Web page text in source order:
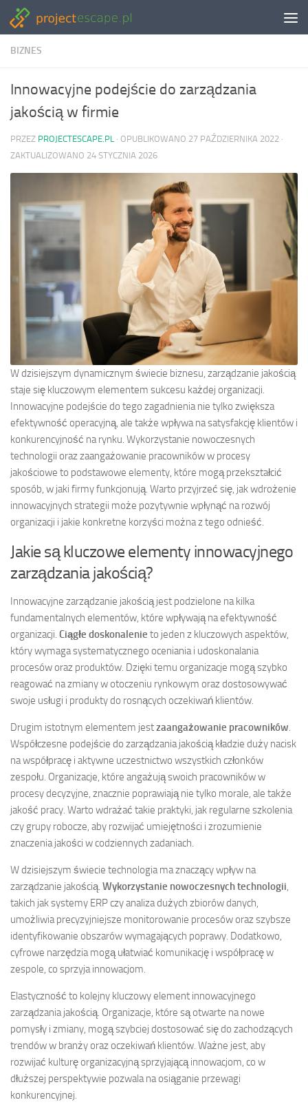
Skip to content
BIZNES
Innowacyjne podejście do zarządzania
jakością w firmie
PRZEZ PROJECTESCAPE.PL · OPUBLIKOWANO 27 PAŹDZIERNIKA 2022 ·
ZAKTUALIZOWANO 24 STYCZNIA 2026
W dzisiejszym dynamicznym świecie biznesu, zarządzanie jakością
staje się kluczowym elementem sukcesu każdej organizacji.
Innowacyjne podejście do tego zagadnienia nie tylko zwiększa
efektywność operacyjną, ale także wpływa na satysfakcję klientów i
konkurencyjność na rynku. Wykorzystanie nowoczesnych
technologii oraz zaangażowanie pracowników w procesy
jakościowe to podstawowe elementy, które mogą przekształcić
sposób, w jaki firmy funkcjonują. Warto przyjrzeć się, jak wdrożenie
innowacyjnych strategii może pozytywnie wpłynąć na rozwój
organizacji i jakie konkretne korzyści można z tego odnieść.
Jakie są kluczowe elementy innowacyjnego
zarządzania jakością?
Innowacyjne zarządzanie jakością jest podzielone na kilka
fundamentalnych elementów, które wpływają na efektywność
organizacji. Ciągłe doskonalenie to jeden z kluczowych aspektów,
który wymaga systematycznego oceniania i udoskonalania
procesów oraz produktów. Dzięki temu organizacje mogą szybko
reagować na zmiany w otoczeniu rynkowym oraz dostosowywać
swoje usługi i produkty do rosnących oczekiwań klientów.
Drugim istotnym elementem jestzaangażowanie pracowników.
Współczesne podejście do zarządzania jakością kładzie duży nacisk
na współpracę i aktywne uczestnictwo wszystkich członków
zespołu. Organizacje, które angażują swoich pracowników w
procesy decyzyjne, znacznie poprawiają nie tylko morale, ale także
jakość pracy. Warto wdrażać takie praktyki, jak regularne szkolenia
czy grupy robocze, aby rozwijać umiejętności i zrozumienie
znaczenia jakości w codziennych zadaniach.
W dzisiejszym świecie technologia ma znaczący wpływ na
zarządzanie jakością. Wykorzystanie nowoczesnych technologii,
takich jak systemy ERP czy analiza dużych zbiorów danych,
umożliwia precyzyjniejsze monitorowanie procesów oraz szybsze
identyfikowanie obszarów wymagających poprawy. Dodatkowo,
cyfrowe narzędzia mogą ułatwiać komunikację i współpracę w
zespole, co sprzyja innowacjom.
Elastyczność to kolejny kluczowy element innowacyjnego
zarządzania jakością. Organizacje, które są otwarte na nowe
pomysły i zmiany, mogą szybciej dostosować się do zachodzących
trendów w branży oraz oczekiwań klientów. Ważne jest, aby
rozwijać kulturę organizacyjną sprzyjającą innowacjom, co w
dłuższej perspektywie pozwala na osiąganie przewagi
konkurencyjnej.